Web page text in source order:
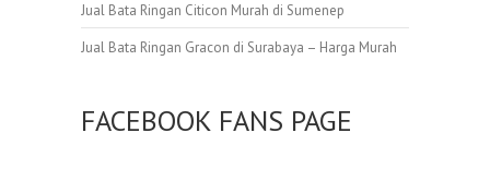
Jual Bata Ringan Citicon Murah di Sumenep
Jual Bata Ringan Gracon di Surabaya – Harga Murah
FACEBOOK FANS PAGE